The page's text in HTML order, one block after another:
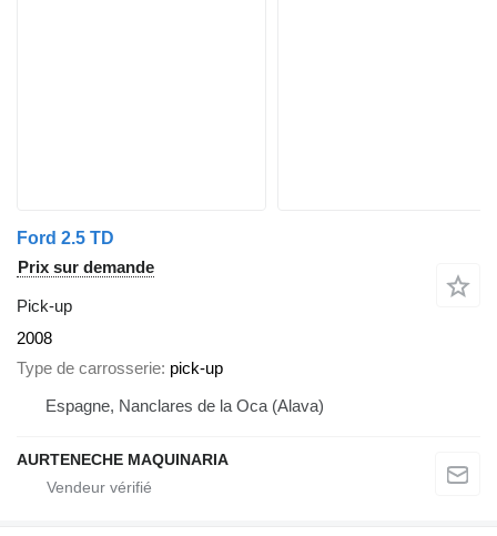
Ford 2.5 TD
Prix sur demande
Pick-up
2008
Type de carrosserie pick-up
Espagne, Nanclares de la Oca (Alava)
AURTENECHE MAQUINARIA